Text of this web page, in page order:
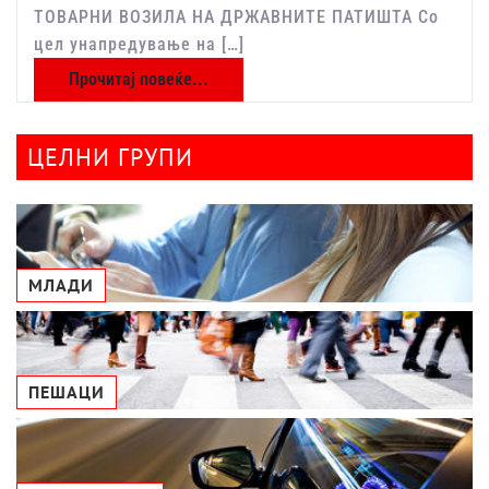
ТОВАРНИ ВОЗИЛА НА ДРЖАВНИТЕ ПАТИШТА Со
цел унапредување на […]
Прочитај повеќе...
ЦЕЛНИ ГРУПИ
МЛАДИ
ПЕШАЦИ